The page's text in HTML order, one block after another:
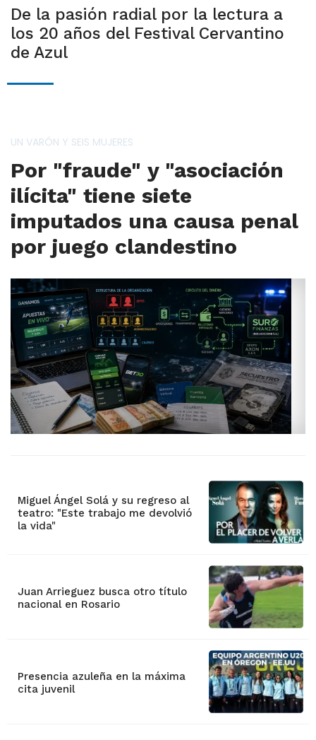
De la pasión radial por la lectura a
los 20 años del Festival Cervantino
de Azul
UN VARÓN Y SEIS MUJERES
Por "fraude" y "asociación
ilícita" tiene siete
imputados una causa penal
por juego clandestino
Miguel Ángel Solá y su regreso al
teatro: "Este trabajo me devolvió
la vida"
Juan Arrieguez busca otro título
nacional en Rosario
Presencia azuleña en la máxima
cita juvenil